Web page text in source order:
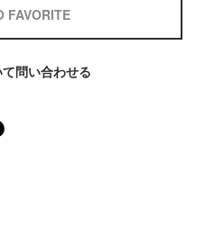
FAVORITE
問い合わせる